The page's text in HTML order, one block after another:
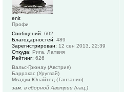
enit
Профи
Сообщений: 602
Благодарностей: 489
Зарегистрирован: 12 сен 2013, 22:39
Откуда: Рига, Латвия
Рейтинг: 626
Вальс-Грюнау (Австрия)
Барракас (Уругвай)
Мвадуи Юнайтед (Танзания)
зам. в сборной Австрии (нац.)